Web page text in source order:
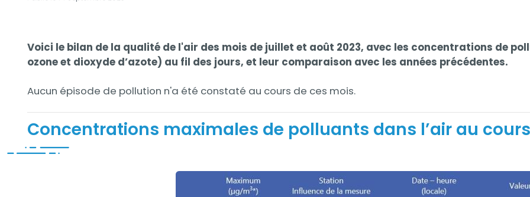
Contenu
Voici le bilan de la qualité de l'air des mois de juillet et août 2023, avec les concentrations de
ozone et dioxyde d’azote) au fil des jours, et leur comparaison avec les années précédentes.
Aucun épisode de pollution n'a été constaté au cours de ces mois.
Concentrations maximales de polluants dans l’air au